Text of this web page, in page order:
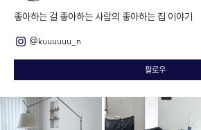
좋아하는 걸 좋아하는 사람의 좋아하는 집 이야기
@kuuuuuu_n
팔로우